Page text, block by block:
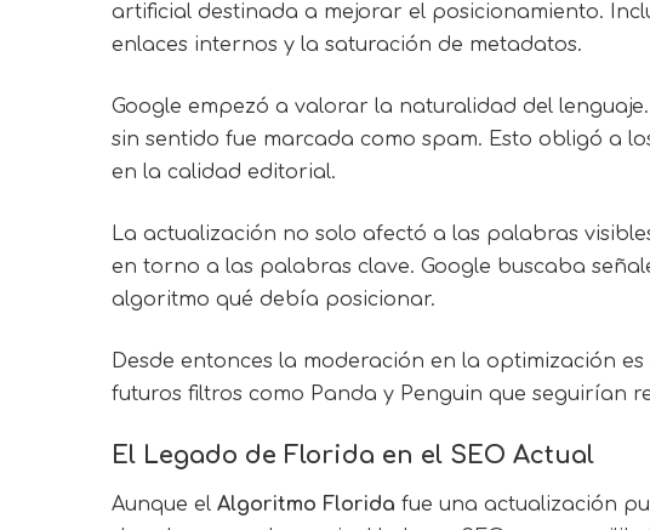
artificial destinada a mejorar el posicionamiento.
enlaces internos y la saturación de metadatos.
Google empezó a valorar la naturalidad del
sin sentido fue marcada como spam. Esto obligó a
en la calidad editorial.
La actualización no solo afectó a las palabras
en torno a las palabras clave. Google buscaba
algoritmo qué debía posicionar.
Desde entonces la moderación en la optimización
futuros filtros como Panda y Penguin que seguirían
El Legado de Florida en el SEO Actual
Aunque el Algoritmo Florida fue una actualización